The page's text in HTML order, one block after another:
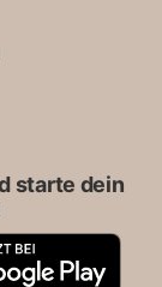
starte dein
G